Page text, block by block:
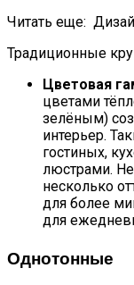
Читать еще:
Традиционные
Цветовая
цветами
зелёным)
интерьер.
гостиных,
люстрами.
несколько
для более
для
Однотонные